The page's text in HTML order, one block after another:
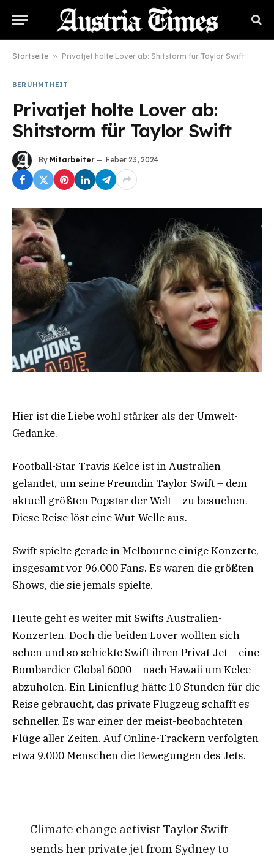
Startseite » Privatjet holte Lover ab: Shitstorm für Taylor Swift
BERÜHMTHEIT
Privatjet holte Lover ab:
Shitstorm für Taylor Swift
By Mitarbeiter Feber 23, 2024
Hier ist die Liebe wohl stärker als der Umwelt-
Gedanke.
Football-Star Travis Kelce ist in Australien
gelandet, um seine Freundin Taylor Swift – dem
aktuell größten Popstar der Welt – zu besuchen.
Diese Reise löst eine Wut-Welle aus.
Swift spielte gerade in Melbourne einige Konzerte,
insgesamt vor 96.000 Fans. Es waren die größten
Shows, die sie jemals spielte.
Heute geht es weiter mit Swifts Australien-
Konzerten. Doch die beiden Lover wollten sich
sehen und so schickte Swift ihren Privat-Jet – eine
Bombardier Global 6000 – nach Hawaii um Kelce
abzuholen. Ein Linienflug hätte 10 Stunden für die
Reise gebraucht, das private Flugzeug schafft es
schneller. Es war einer der meist-beobachteten
Flüge aller Zeiten. Auf Online-Trackern verfolgten
etwa 9.000 Menschen die Bewegungen des Jets.
Climate change activist Taylor Swift
sends her private jet from Sydney to